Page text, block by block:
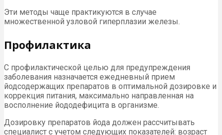
Эти методы чаще практикуются в случае
множественной узловой гиперплазии железы.
Профилактика
С профилактической целью для предупреждения
заболевания назначается ежедневный прием
йодсодержащих препаратов в оптимальной дозировке и
коррекция питания, максимально направленная на
восполнение йододефицита в организме.
Дозировку препаратов йода должен рассчитывать
специалист с учетом следующих показателей: возраст